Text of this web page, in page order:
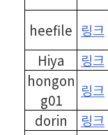
heefile 링크
Hiya
링크
hongon
g01
링크
dorin
링크